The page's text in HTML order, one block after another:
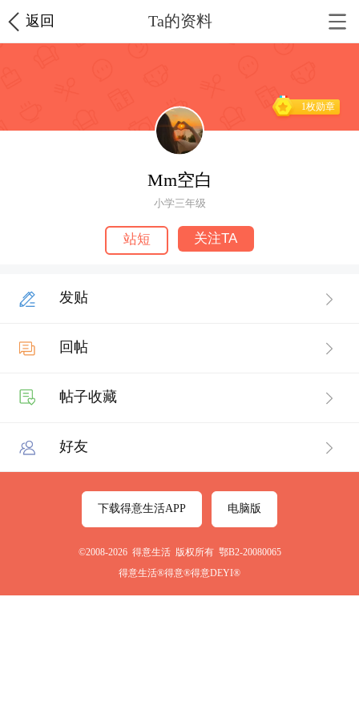
返回 Ta的资料
1枚勋章
Mm空白
小学三年级
站短 关注TA
发贴
回帖
帖子收藏
好友
下载得意生活APP 电脑版
©2008-2026 得意生活 版权所有 鄂B2-20080065
得意生活®得意®得意DEYI®